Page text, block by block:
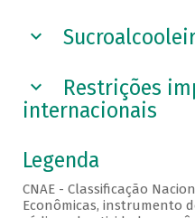
Restrições
internacionais
Legenda
CNAE - Classificação
Econômicas, instrumento